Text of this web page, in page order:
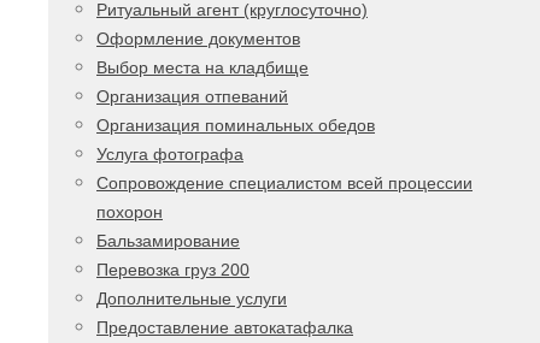
Ритуальный агент (круглосуточно)
Оформление документов
Выбор места на кладбище
Организация отпеваний
Организация поминальных обедов
Услуга фотографа
Сопровождение специалистом всей процессии
похорон
Бальзамирование
Перевозка груз 200
Дополнительные услуги
Предоставление автокатафалка